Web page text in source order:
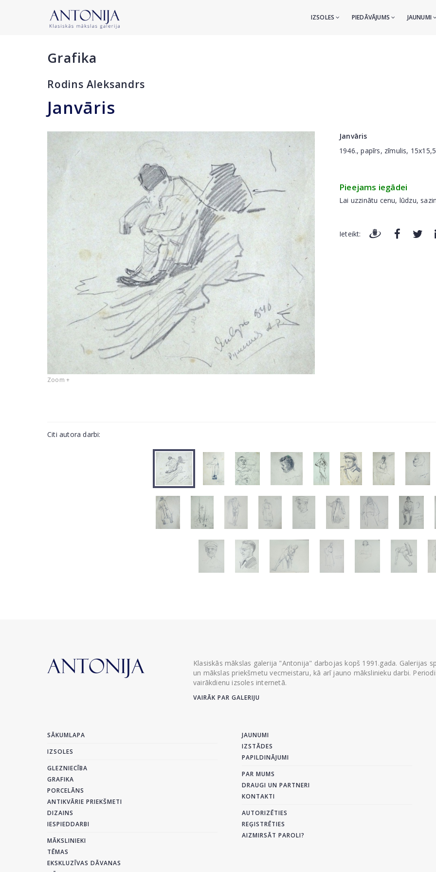
IZSOLES PIEDĀVĀJUMS JAUNUMI
Grafika
Rodins Aleksandrs
Janvāris
Zoom +
Janvāris
1946., papīrs, zīmulis,
Pieejams iegādei
Lai uzzinātu cenu, lūdzu,
Ieteikt:
Citi autora darbi:
Klasiskās mākslas galerija "Antonija" darbojas kopš 1991.gada. Galerijas
un mākslas priekšmetu vecmeistaru, kā arī jauno mākslinieku darbi.
vairākdienu izsoles internetā.
VAIRĀK PAR GALERIJU
SĀKUMLAPA
IZSOLES
GLEZNIECĪBA
GRAFIKA
PORCELĀNS
ANTIKVĀRIE PRIEKŠMETI
DIZAINS
IESPIEDDARBI
MĀKSLINIEKI
TĒMAS
EKSKLUZĪVAS DĀVANAS
JAUNUMI
IZSTĀDES
PAPILDINĀJUMI
PAR MUMS
DRAUGI UN PARTNERI
KONTAKTI
AUTORIZĒTIES
REĢISTRĒTIES
AIZMIRSĀT PAROLI?